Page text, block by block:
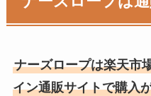
ナーズロープは楽天市
イン通販サイトで購入